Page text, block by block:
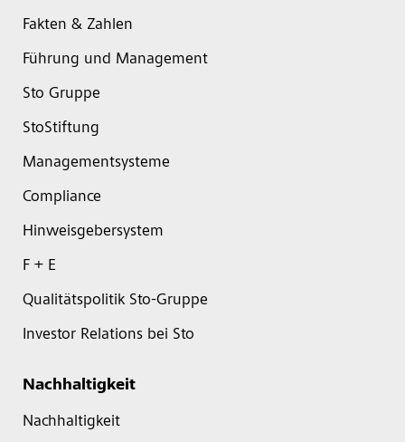
Fakten & Zahlen
Führung und Management
Sto Gruppe
StoStiftung
Managementsysteme
Compliance
Hinweisgebersystem
F + E
Qualitätspolitik Sto-Gruppe
Investor Relations bei Sto
Nachhaltigkeit
Nachhaltigkeit